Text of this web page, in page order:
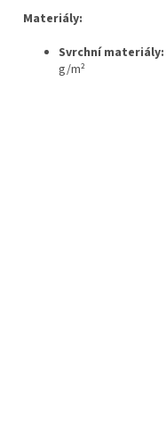
Materiály:
Svrchní materiály:
g/m²